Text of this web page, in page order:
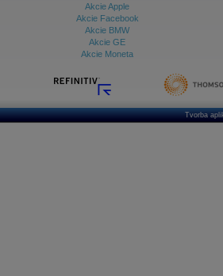
Akcie Apple
Akcie Facebook
Akcie BMW
Akcie GE
Akcie Moneta
Tvorba